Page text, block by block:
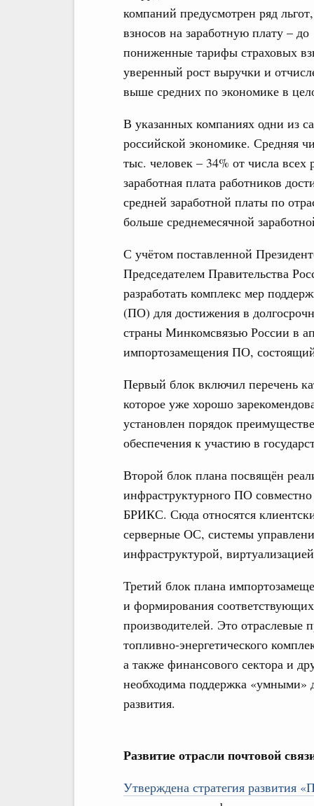
компаний предусмотрен ряд
взносов на заработную плату –
пониженные тарифы страховых
уверенный рост выручки и
выше средних по экономике в
В указанных компаниях одни из
российской экономике. Средняя
тыс. человек – 34% от числа
заработная плата работников
средней заработной платы по
больше среднемесячной
С учётом поставленной
Председателем Правительства
разработать комплекс мер
(ПО) для достижения в
страны Минкомсвязью России в
импортозамещения ПО,
Первый блок включил перечень
которое уже хорошо
установлен порядок
обеспечения к участию в
Второй блок плана посвящён
инфраструктурного ПО
БРИКС. Сюда относятся
серверные ОС, системы
инфраструктурой,
Третий блок плана
и формирования
производителей. Это
топливно-энергетического
а также финансового сектора и
необходима поддержка «умными»
развития.
Развитие отрасли почтовой
Утверждена стратегия развития